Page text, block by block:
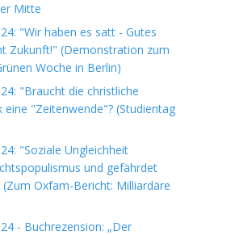
Mitte
"Wir haben es satt - Gutes
Zukunft!" (Demonstration zum
Woche in Berlin)
"Braucht die christliche
eine "Zeitenwende"? (Studientag
"Soziale Ungleichheit
und gefährdet
Oxfam-Bericht: Milliardäre
- Buchrezension: „Der